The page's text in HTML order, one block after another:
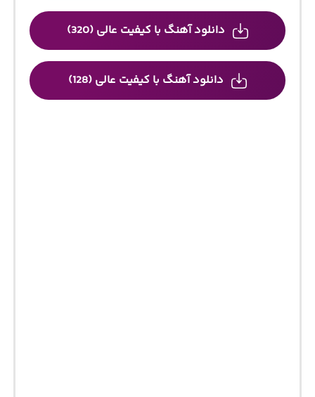
دانلود آهنگ با کیفیت عالی (320)
دانلود آهنگ با کیفیت عالی (128)